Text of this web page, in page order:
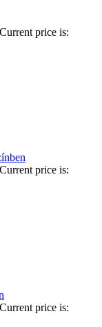
Current price is:
Current price is:
Current price is: